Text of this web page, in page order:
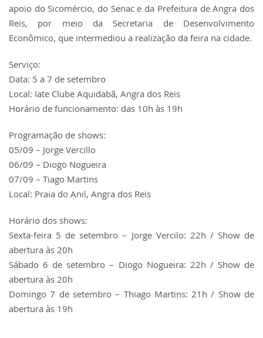
apoio do Sicomércio, do Senac e da Prefeitura de Angra dos
Reis, por meio da Secretaria de Desenvolvimento
Econômico, que intermediou a realização da feira na cidade.
Serviço:
Data: 5 a 7 de setembro
Local: Iate Clube Aquidabã, Angra dos Reis
Horário de funcionamento: das 10h às 19h
Programação de shows:
05/09 – Jorge Vercillo
06/09 – Diogo Nogueira
07/09 – Tiago Martins
Local: Praia do Anil, Angra dos Reis
Horário dos shows:
Sexta-feira 5 de setembro – Jorge Vercilo: 22h / Show de
abertura às 20h
Sábado 6 de setembro – Diogo Nogueira: 22h / Show de
abertura às 20h
Domingo 7 de setembro – Thiago Martins: 21h / Show de
abertura às 19h